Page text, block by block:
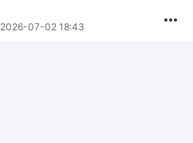
2026-07-02 18:43